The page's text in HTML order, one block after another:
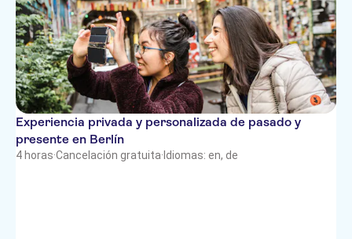
Experiencia privada y personalizada de pasado y
presente en Berlín
4 horas·Cancelación gratuita· Idiomas: en, de